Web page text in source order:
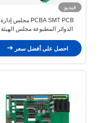
فيديو
PCBA SMT PCB مجلس إدارة
الدوائر المطبوعة مجلس الهيئة
احصل على أفضل سعر